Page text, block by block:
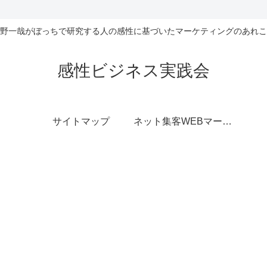
一哉がぼっちで研究する人の感性に基づいたマーケティングのあれ
感性ビジネス実践会
サイトマップ ネット集客WEBマーケティング無料相談室